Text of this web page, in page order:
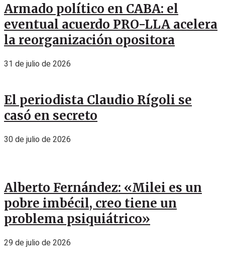
Armado político en CABA: el
eventual acuerdo PRO-LLA acelera
la reorganización opositora
31 de julio de 2026
El periodista Claudio Rígoli se
casó en secreto
30 de julio de 2026
Alberto Fernández: «Milei es un
pobre imbécil, creo tiene un
problema psiquiátrico»
29 de julio de 2026